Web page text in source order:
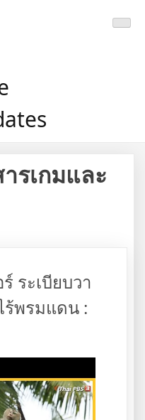
รเกมและ
ระเบียบวา
พรมแดน :